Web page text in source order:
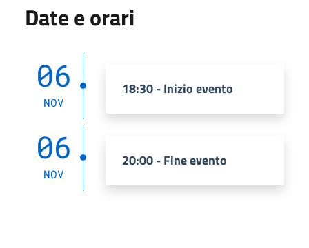
Date e orari
06
NOV
18:30 - Inizio evento
06
NOV
20:00 - Fine evento